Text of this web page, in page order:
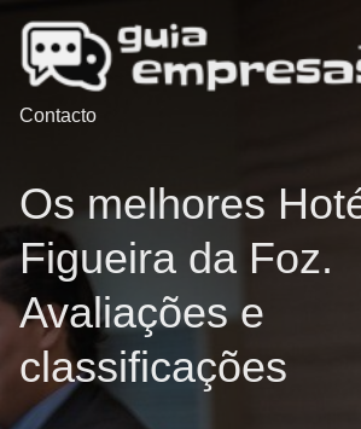
Contacto
Os melhores
Figueira da Foz.
Avaliações e
classificações